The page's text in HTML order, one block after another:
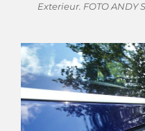
Exterieur. FOTO ANDY